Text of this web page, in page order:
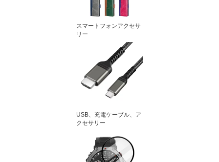
スマートフォンアクセサ
リー
USB、充電ケーブル、ア
クセサリー